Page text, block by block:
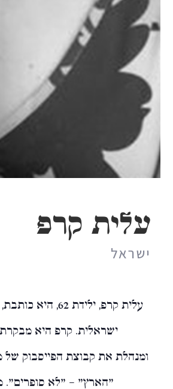
עלית קרפ
ישראל
עלית קרפ, ילידת
ישראלית. קרפ היא
ומנהלת את קבוצת הפייסבוק של
"הארץ" – "לא סופרים".